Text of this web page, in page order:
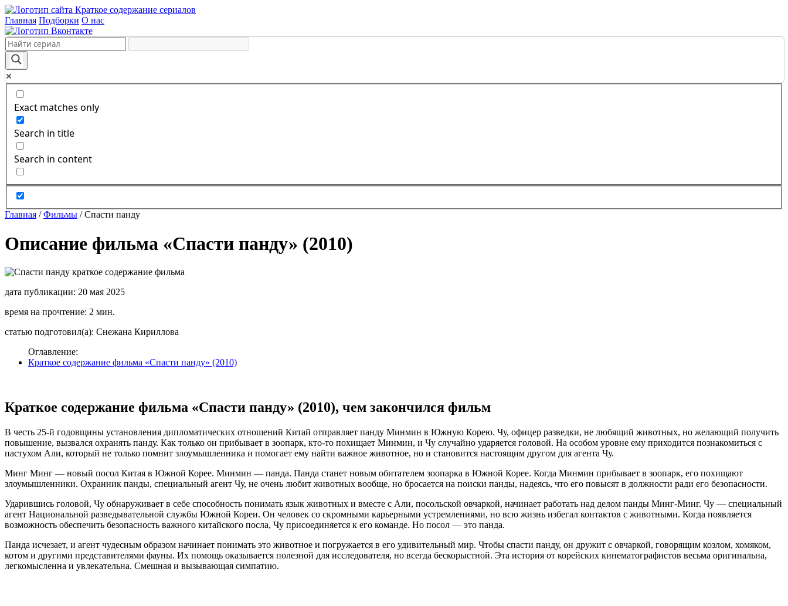
Краткое содержание сериалов
Главная Подборки О нас
Exact matches only
Search in title
Search in content
Главная /Фильмы /Спасти панду
Описание фильма «Спасти панду» (2010)
дата публикации: 20 мая 2025
время на прочтение: 2 мин.
статью подготовил(а): Снежана Кириллова
Оглавление:
Краткое содержание фильма «Спасти панду» (2010)
Краткое содержание фильма «Спасти панду» (2010), чем закончился фильм
В честь 25-й годовщины установления дипломатических отношений Китай отправляет панду Минмин в Южную Корею. Чу, офицер разведки, не любящий животных, но желающий получить
повышение, вызвался охранять панду. Как только он прибывает в зоопарк, кто-то похищает Минмин, и Чу случайно ударяется головой. На особом уровне ему приходится познакомиться с
пастухом Али, который не только помнит злоумышленника и помогает ему найти важное животное, но и становится настоящим другом для агента Чу.
Минг Минг — новый посол Китая в Южной Корее. Минмин — панда. Панда станет новым обитателем зоопарка в Южной Корее. Когда Минмин прибывает в зоопарк, его похищают
злоумышленники. Охранник панды, специальный агент Чу, не очень любит животных вообще, но бросается на поиски панды, надеясь, что его повысят в должности ради его безопасности.
Ударившись головой, Чу обнаруживает в себе способность понимать язык животных и вместе с Али, посольской овчаркой, начинает работать над делом панды Минг-Минг. Чу — специальный
агент Национальной разведывательной службы Южной Кореи. Он человек со скромными карьерными устремлениями, но всю жизнь избегал контактов с животными. Когда появляется
возможность обеспечить безопасность важного китайского посла, Чу присоединяется к его команде. Но посол — это панда.
Панда исчезает, и агент чудесным образом начинает понимать это животное и погружается в его удивительный мир. Чтобы спасти панду, он дружит с овчаркой, говорящим козлом, хомяком,
котом и другими представителями фауны. Их помощь оказывается полезной для исследователя, но всегда бескорыстной. Эта история от корейских кинематографистов весьма оригинальна,
легкомысленна и увлекательна. Смешная и вызывающая симпатию.